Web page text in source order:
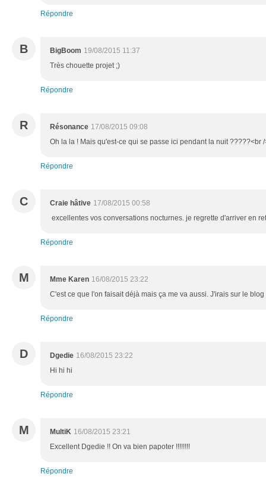
Répondre
B BigBoom 19/08/2015 11:37
Très chouette projet ;)
Répondre
R Résonance 17/08/2015 09:08
Oh la la ! Mais qu'est-ce qui se passe ici pendant la nuit ?????<br
Répondre
C Craie hâtive 17/08/2015 00:58
excellentes vos conversations nocturnes. je regrette d'arriver en
Répondre
M Mme Karen 16/08/2015 23:22
C'est ce que l'on faisait déjà mais ça me va aussi. J'irais sur le
Répondre
D Dgedie 16/08/2015 23:22
Hi hi hi
Répondre
M MultiK 16/08/2015 23:21
Excellent Dgedie !! On va bien papoter !!!!!!!!
Répondre